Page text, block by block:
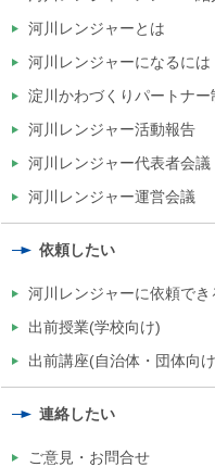
河川レンジャーとは
河川レンジャーになるには
淀川かわづくりパートナー
河川レンジャー活動報告
河川レンジャー代表者会議
河川レンジャー運営会議
依頼したい
河川レンジャーに依頼でき
出前授業(学校向け)
出前講座(自治体・団体向
連絡したい
ご意見・お問合せ